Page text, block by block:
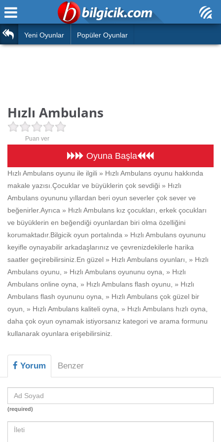
Araba
Futbol
Çocuk
Silah
Basketbol
Motor
Beceri
Komik
Macera
Mario
Spor
Ana Sayfa
Hızlı Okuma Testi
Hesaplamalar
Oyun
Eğitim Haberleri
Yeni Oyunlar Popüler Oyunlar
Hızlı Ambulans
Puan ver
Oyuna Başla
Hızlı Ambulans oyunu ile ilgili » Hızlı Ambulans oyunu hakkında
makale yazısı.Çocuklar ve büyüklerin çok sevdiği » Hızlı
Ambulans oyununu yıllardan beri oyun severler çok sever ve
beğenirler.Ayrıca » Hızlı Ambulans kız çocukları, erkek çocukları
ve büyüklerin en beğendiği oyunlardan biri olma özelliğini
korumaktadır.Bilgicik oyun portalında » Hızlı Ambulans oyununu
keyifle oynayabilir arkadaşlarınız ve çevrenizdekilerle harika
saatler geçirebilirsiniz.En güzel » Hızlı Ambulans oyunları, » Hızlı
Ambulans oyunu, » Hızlı Ambulans oyununu oyna, » Hızlı
Ambulans online oyna, » Hızlı Ambulans flash oyunu, » Hızlı
Ambulans flash oyununu oyna, » Hızlı Ambulans çok güzel bir
oyun, » Hızlı Ambulans kaliteli oyna, » Hızlı Ambulans hızlı oyna,
daha çok oyun oynamak istiyorsanız kategori ve arama formunu
kullanarak oyunlara erişebilirsiniz.
Yorum Benzer
(required)